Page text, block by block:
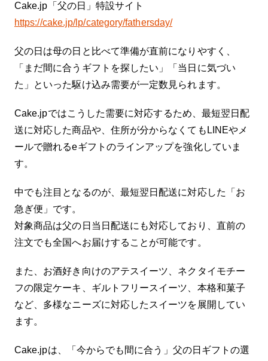
各地へお届けしております ケーキは、ただの
スイーツではなく “思い出をつくる存在”だと
笑顔で過ごすきっかけになれば嬉しいです。
こんな方におすすめ ・食物アレルギーがある
お子さま ・家族みんなで同じケーキを食べた
い方 ・安心できる誕生日ケーキを探している
し上がり方】 冷蔵庫で約8時間ゆっくり解凍
していただくと美味しく召し上がれます 解凍
後は賞味期限に関わらず、できるだけ早めに
お召し上がりください。
Cake.jp「父の日」特設サイト
https://cake.jp/lp/category/fathersday/
父の日は母の日と比べて準備が直前になりやすく、
「まだ間に合うギフトを探したい」「当日に気づい
た」といった駆け込み需要が一定数見られます。
Cake.jpではこうした需要に対応するため、最短翌日配
送に対応した商品や、住所が分からなくてもLINEやメ
ールで贈れるeギフトのラインアップを強化していま
す。
中でも注目となるのが、最短翌日配送に対応した「お
急ぎ便」です。
対象商品は父の日当日配送にも対応しており、直前の
注文でも全国へお届けすることが可能です。
また、お酒好き向けのアテスイーツ、ネクタイモチー
フの限定ケーキ、ギルトフリースイーツ、本格和菓子
など、多様なニーズに対応したスイーツを展開してい
ます。
Cake.jpは、「今からでも間に合う」父の日ギフトの選